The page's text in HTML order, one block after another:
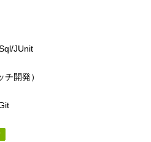
JUnit
開発）